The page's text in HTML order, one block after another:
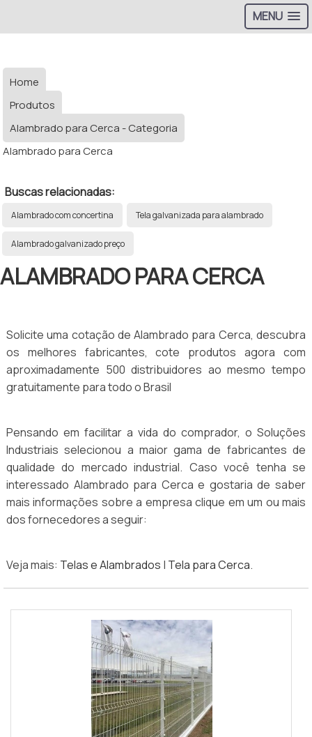
MENU
Home
Produtos
Alambrado para Cerca - Categoria
Alambrado para Cerca
Buscas relacionadas:
Alambrado com concertina Tela galvanizada para alambrado
Alambrado galvanizado preço
ALAMBRADO PARA CERCA
Solicite uma cotação de Alambrado para Cerca, descubra
os melhores fabricantes, cote produtos agora com
aproximadamente 500 distribuidores ao mesmo tempo
gratuitamente para todo o Brasil
Pensando em facilitar a vida do comprador, o Soluções
Industriais selecionou a maior gama de fabricantes de
qualidade do mercado industrial. Caso você tenha se
interessado Alambrado para Cerca e gostaria de saber
mais informações sobre a empresa clique em um ou mais
dos fornecedores a seguir:
Veja mais: Telas e Alambrados | Tela para Cerca.